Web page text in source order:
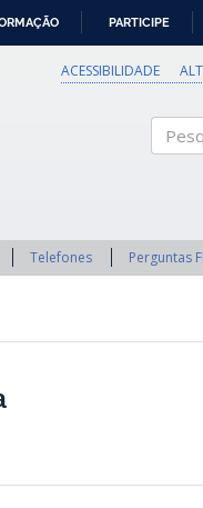
PARTICIPE
ACESSIBILIDADE
Telefones Perguntas